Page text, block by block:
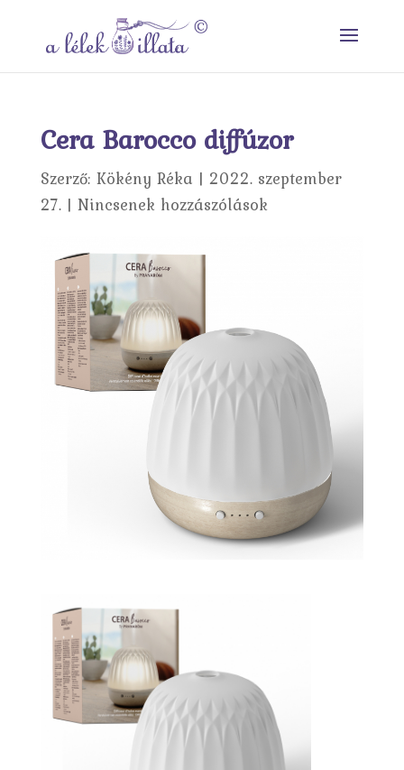
Cera Barocco diffúzor
Szerző: Kökény Réka | 2022. szeptember
27.| Nincsenek hozzászólások